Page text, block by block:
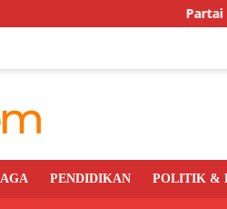
Partai Rakyat
PENDIDIKAN POLITIK &